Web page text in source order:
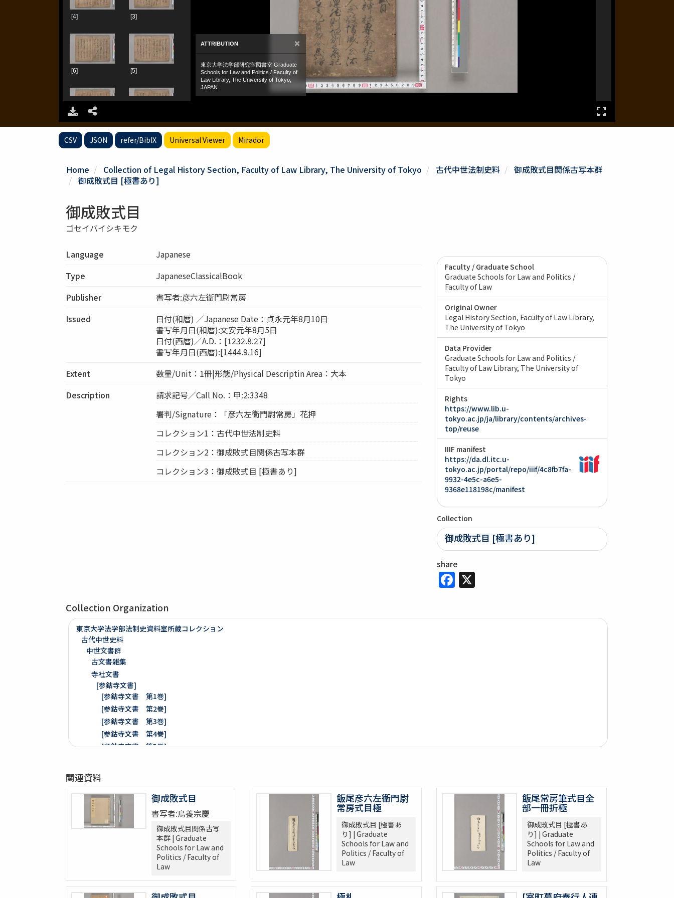
CSV JSON refer/BibIX Universal Viewer Mirador
Home Collection of Legal History Section, Faculty of Law Library, The University of Tokyo 古代中世法制史料
御成敗式目関係古写本群
御成敗式目 [極書あり]
御成敗式目
ゴセイバイシキモク
Language
Japanese
Type
JapaneseClassicalBook
Publisher
書写者:彦六左衛門尉常房
Issued
日付(和暦) ／Japanese Date：貞永元年8月10日
書写年月日(和暦):文安元年8月5日
日付(西暦)／A.D.：[1232.8.27]
書写年月日(西暦):[1444.9.16]
Extent
数量/Unit：1冊|形態/Physical Descriptin Area：大本
Description
請求記号／Call No.：甲:2:3348
署判/Signature：「彦六左衛門尉常房」花押
コレクション1：古代中世法制史料
コレクション2：御成敗式目関係古写本群
コレクション3：御成敗式目 [極書あり]
Faculty / Graduate School
Graduate Schools for Law and Politics /
Faculty of Law
Original Owner
Legal History Section, Faculty of Law Library,
The University of Tokyo
Data Provider
Graduate Schools for Law and Politics /
Faculty of Law Library, The University of
Tokyo
Rights
https://www.lib.u-
tokyo.ac.jp/ja/library/contents/archives-
top/reuse
IIIF manifest
https://da.dl.itc.u-
tokyo.ac.jp/portal/repo/iiif/4c8fb7fa-
9932-4e5c-a6e5-
9368e118198c/manifest
Collection
御成敗式目 [極書あり]
share
Facebook
X
Collection Organization
東京大学法学部法制史資料室所蔵コレクション
古代中世史料
中世文書群
古文書雑集
寺社文書
[参鈷寺文書]
[参鈷寺文書 第1巻]
[参鈷寺文書 第2巻]
[参鈷寺文書 第3巻]
[参鈷寺文書 第4巻]
[参鈷寺文書 第5巻]
楽翁公旧蔵／参鈷寺文書留 完
[城東寺文書]
綸旨五通[城東寺文書 第1巻]
[城東寺文書 第2巻]
武家文書
関連資料
御成敗式目
書写者:鳥養宗慶
御成敗式目関係古写
本群 | Graduate
Schools for Law and
Politics / Faculty of
Law
飯尾彦六左衛門尉
常房式目極
御成敗式目 [極書あ
り] | Graduate
Schools for Law and
Politics / Faculty of
Law
飯尾常房筆式目全
部一冊折極
御成敗式目 [極書あ
り] | Graduate
Schools for Law and
Politics / Faculty of
Law